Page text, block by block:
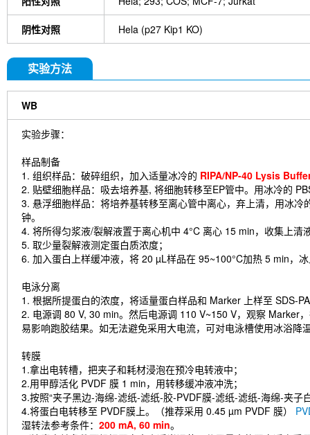
阴性对照 Hela (p27 Kip1 KO)
实验方法
WB
实验步骤：
样品制备
1. 组织样品：破碎组织，加入适量冰冷的 RIPA/NP-40 Lysis
2. 贴壁细胞样品：吸去培养基, 将细胞转移至EP管中。用冰冷的
3. 悬浮细胞样品：将培养基转移至离心管中离心，弃上清，用冰
钟。
4. 将所得匀浆液/裂解液置于离心机中 4°C 离心 15 min，收集上清
5. 取少量裂解液测定蛋白质浓度；
6. 加入蛋白上样缓冲液，将 20 µL样品在 95~100°C加热 5 min，
电泳分离
1. 根据所提蛋白的浓度，将适量蛋白样品和 Marker 上样至 SDS-
2. 电源调 80 V, 30 min。然后电源调 110 V~150 V，观察 Marker
易影响跑胶结果。如无法避免采用大电流，可对电泳槽使用冰浴降
转膜
1.拿出电转槽，把夹子和耗材浸泡在预冷电转液中；
2.用甲醇活化 PVDF 膜 1 min，用转移缓冲液冲洗；
3.按照“夹子黑边-海绵-滤纸-滤纸-胶-PVDF膜-滤纸-滤纸-海绵-夹子
4.将蛋白电转移至 PVDF膜上。（推荐采用 0.45 µm PVDF 膜）
湿转法参考条件： 200 mA, 60 min。